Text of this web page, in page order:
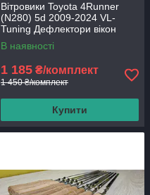
Вітровики Toyota 4Runner
(N280) 5d 2009-2024 VL-
Tuning Дефлектори вікон
В наявності
1 185 ₴/комплект
1 450 ₴/комплект
Купити